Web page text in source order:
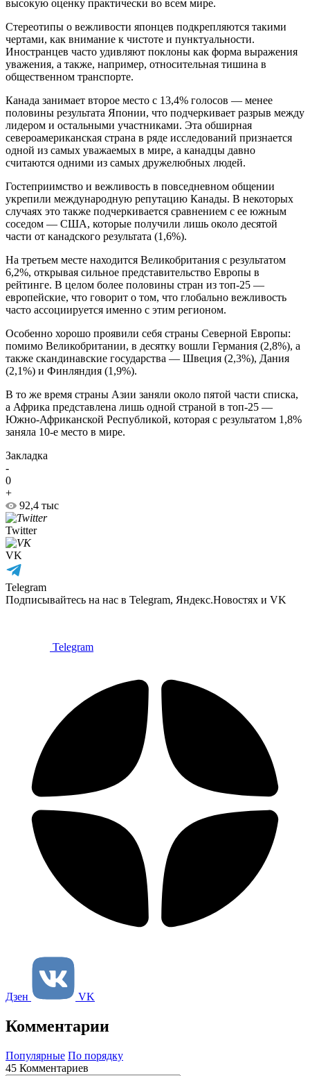
высокую оценку практически во всем мире.
Стереотипы о вежливости японцев подкрепляются такими
чертами, как внимание к чистоте и пунктуальности.
Иностранцев часто удивляют поклоны как форма выражения
уважения, а также, например, относительная тишина в
общественном транспорте.
Канада занимает второе место с 13,4% голосов — менее
половины результата Японии, что подчеркивает разрыв между
лидером и остальными участниками. Эта обширная
североамериканская страна в ряде исследований признается
одной из самых уважаемых в мире, а канадцы давно
считаются одними из самых дружелюбных людей.
Гостеприимство и вежливость в повседневном общении
укрепили международную репутацию Канады. В некоторых
случаях это также подчеркивается сравнением с ее южным
соседом — США, которые получили лишь около десятой
части от канадского результата (1,6%).
На третьем месте находится Великобритания с результатом
6,2%, открывая сильное представительство Европы в
рейтинге. В целом более половины стран из топ-25 —
европейские, что говорит о том, что глобально вежливость
часто ассоциируется именно с этим регионом.
Особенно хорошо проявили себя страны Северной Европы:
помимо Великобритании, в десятку вошли Германия (2,8%), а
также скандинавские государства — Швеция (2,3%), Дания
(2,1%) и Финляндия (1,9%).
В то же время страны Азии заняли около пятой части списка,
а Африка представлена лишь одной страной в топ-25 —
Южно-Африканской Республикой, которая с результатом 1,8%
заняла 10-е место в мире.
Закладка
-
0
+
92,4 тыс
Twitter
VK
Telegram
Подписывайтесь на нас в Telegram, Яндекс.Новостях и VK
Telegram
Дзен VK
Комментарии
Популярные По порядку
45 Комментариев